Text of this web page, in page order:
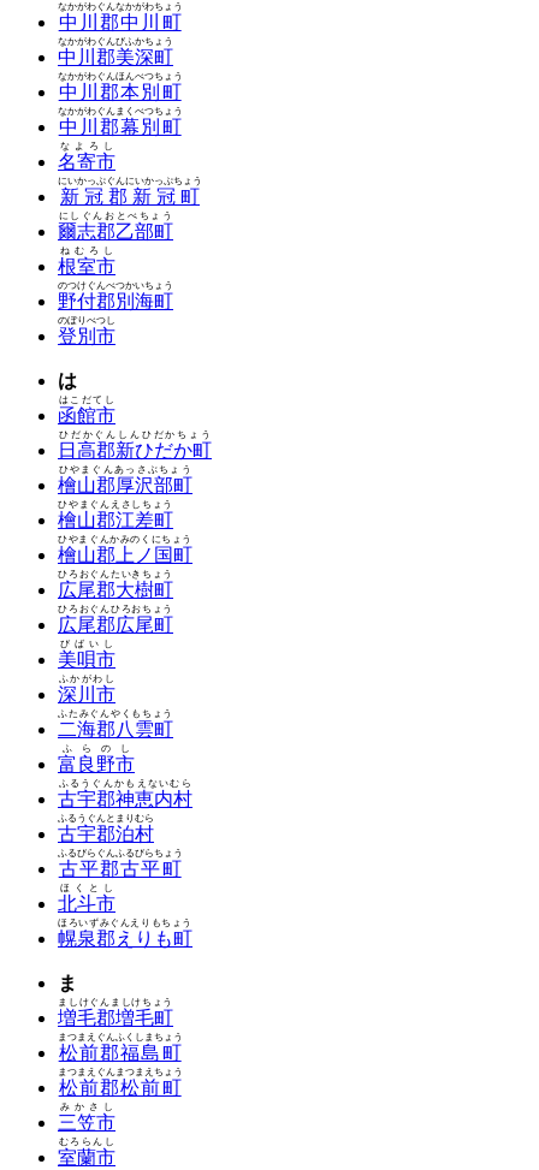
中川郡中川町
なかがわぐんなかがわちょう
中川郡美深町
なかがわぐんびふかちょう
中川郡本別町
なかがわぐんほんべつちょう
中川郡幕別町
なかがわぐんまくべつちょう
名寄市
なよろし
新冠郡新冠町
にいかっぷぐんにいかっぷちょう
爾志郡乙部町
にしぐんおとべちょう
根室市
ねむろし
野付郡別海町
のつけぐんべつかいちょう
登別市
のぼりべつし
は
函館市
はこだてし
日高郡新ひだか町
ひだかぐんしんひだかちょう
檜山郡厚沢部町
ひやまぐんあっさぶちょう
檜山郡江差町
ひやまぐんえさしちょう
檜山郡上ノ国町
ひやまぐんかみのくにちょう
広尾郡大樹町
ひろおぐんたいきちょう
広尾郡広尾町
ひろおぐんひろおちょう
美唄市
びばいし
深川市
ふかがわし
二海郡八雲町
ふたみぐんやくもちょう
富良野市
ふらのし
古宇郡神恵内村
ふるうぐんかもえないむら
古宇郡泊村
ふるうぐんとまりむら
古平郡古平町
ふるびらぐんふるびらちょう
北斗市
ほくとし
幌泉郡えりも町
ほろいずみぐんえりもちょう
ま
増毛郡増毛町
ましけぐんましけちょう
松前郡福島町
まつまえぐんふくしまちょう
松前郡松前町
まつまえぐんまつまえちょう
三笠市
みかさし
室蘭市
むろらんし